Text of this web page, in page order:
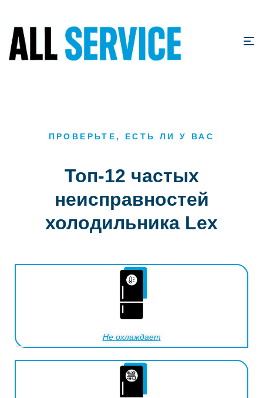
ПРОВЕРЬТЕ, ЕСТЬ ЛИ У ВАС
Топ-12 частых
неисправностей
холодильника Lex
Не охлаждает